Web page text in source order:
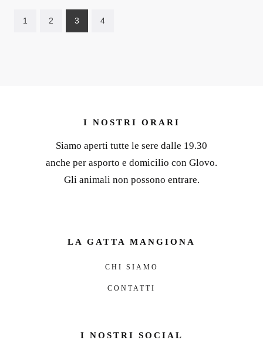
1 2 3 4
I NOSTRI ORARI
Siamo aperti tutte le sere dalle 19.30
anche per asporto e domicilio con Glovo.
Gli animali non possono entrare.
LA GATTA MANGIONA
CHI SIAMO
CONTATTI
I NOSTRI SOCIAL